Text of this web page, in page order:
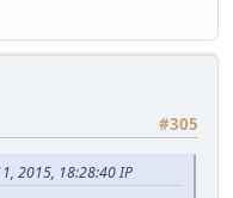
#305
2015, 18:28:40 IP